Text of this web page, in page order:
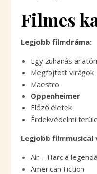
Filmes
Legjobb filmdráma:
Egy zuhanás
Megfojtott virágok
Maestro
Oppenheimer
Előző életek
Érdekvédelmi
Legjobb
Air – Harc a
American Fiction